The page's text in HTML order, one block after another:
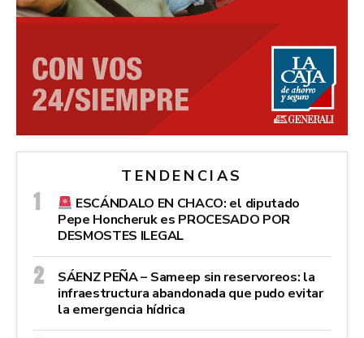
TENDENCIAS
ESCÁNDALO EN CHACO: el diputado
Pepe Honcheruk es PROCESADO POR
DESMOSTES ILEGAL
SÁENZ PEÑA – Sameep sin reservoreos: la
infraestructura abandonada que pudo evitar
la emergencia hídrica